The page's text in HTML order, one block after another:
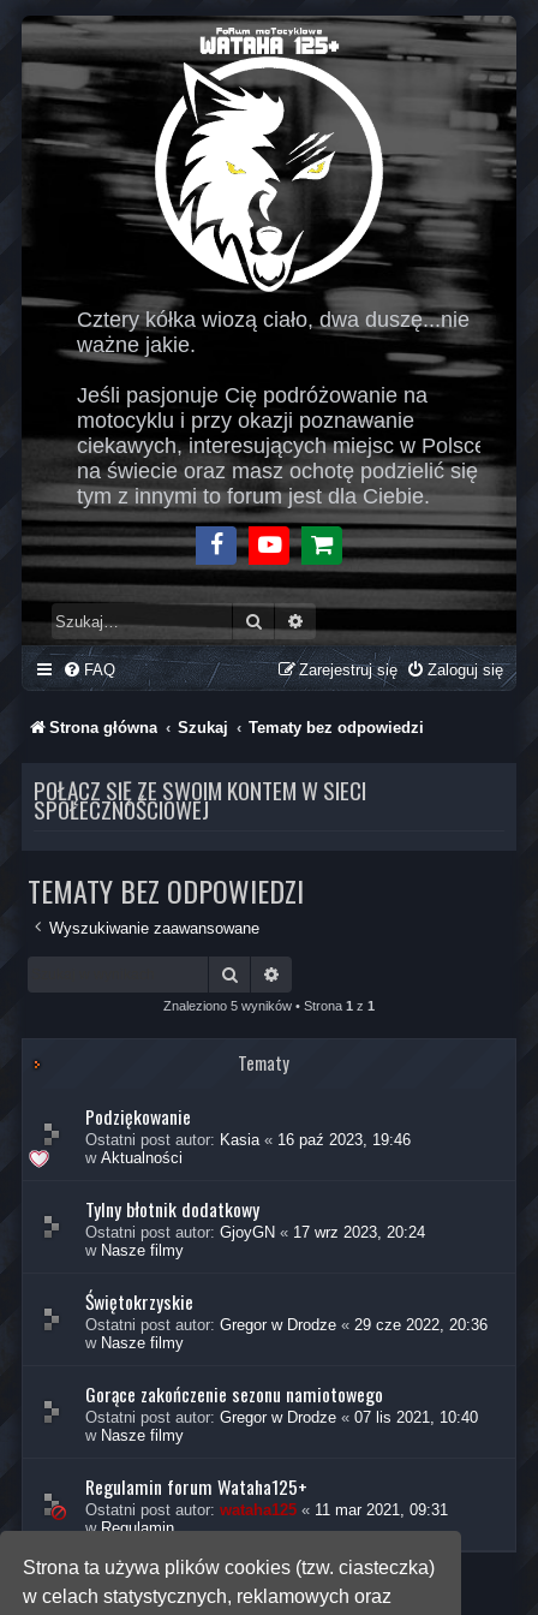
Strona ta używa plików cookies (tzw. ciasteczka)
w celach statystycznych, reklamowych oraz
Cztery kółka wiozą ciało, dwa duszę...nie
ważne jakie.
Jeśli pasjonuje Cię podróżowanie na
motocyklu i przy okazji poznawanie
ciekawych, interesujących miejsc w Polsce i
na świecie oraz masz ochotę podzielić się
tym z innymi to forum jest dla Ciebie.
FacebookYoutubeSklep
Szukaj
FAQ Zaloguj się
Zarejestruj się
Strona główna Szukaj Tematy bez odpowiedzi
POŁĄCZ SIĘ ZE SWOIM KONTEM W SIECI
SPOŁECZNOŚCIOWEJ
TEMATY BEZ ODPOWIEDZI
Wyszukiwanie zaawansowane
Szukaj
Znaleziono 5 wyników • Strona 1 z 1
Tematy
Podziękowanie
Ostatni post autor: Kasia « 16 paź 2023, 19:46
w Aktualności
Tylny błotnik dodatkowy
Ostatni post autor: GjoyGN « 17 wrz 2023, 20:24
w Nasze filmy
Świętokrzyskie
Ostatni post autor: Gregor w Drodze « 29 cze 2022, 20:36
w Nasze filmy
Gorące zakończenie sezonu namiotowego
Ostatni post autor: Gregor w Drodze « 07 lis 2021, 10:40
w Nasze filmy
Regulamin forum Wataha125+
Ostatni post autor: wataha125 « 11 mar 2021, 09:31
wRegulamin